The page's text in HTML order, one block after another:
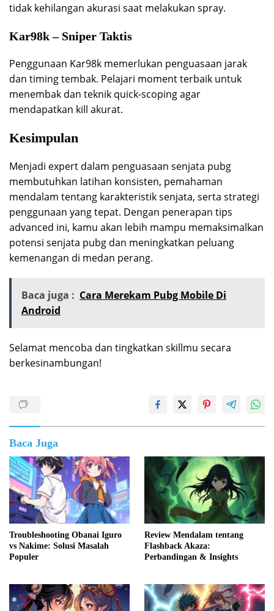
tidak kehilangan akurasi saat melakukan spray.
Kar98k – Sniper Taktis
Penggunaan Kar98k memerlukan penguasaan jarak
dan timing tembak. Pelajari moment terbaik untuk
menembak dan teknik quick-scoping agar
mendapatkan kill akurat.
Kesimpulan
Menjadi expert dalam penguasaan senjata pubg
membutuhkan latihan konsisten, pemahaman
mendalam tentang karakteristik senjata, serta strategi
penggunaan yang tepat. Dengan penerapan tips
advanced ini, kamu akan lebih mampu memaksimalkan
potensi senjata pubg dan meningkatkan peluang
kemenangan di medan perang.
Baca juga : Cara Merekam Pubg Mobile Di
Android
Selamat mencoba dan tingkatkan skillmu secara
berkesinambungan!
Baca Juga
Troubleshooting Obanai Iguro
vs Nakime: Solusi Masalah
Populer
Review Mendalam tentang
Flashback Akaza:
Perbandingan & Insights